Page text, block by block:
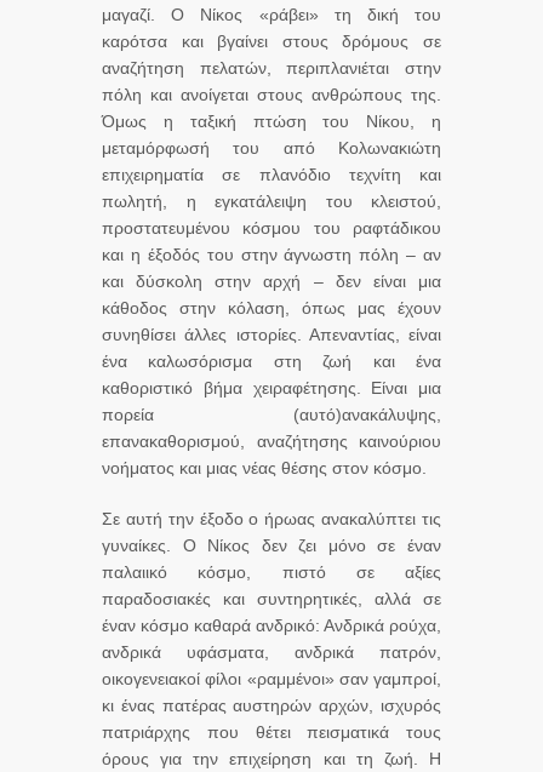
μαγαζί. Ο Νίκος «ράβει» τη δική του
καρότσα και βγαίνει στους δρόμους σε
αναζήτηση πελατών, περιπλανιέται στην
πόλη και ανοίγεται στους ανθρώπους της.
Όμως η ταξική πτώση του Νίκου, η
μεταμόρφωσή του από Κολωνακιώτη
επιχειρηματία σε πλανόδιο τεχνίτη και
πωλητή, η εγκατάλειψη του κλειστού,
προστατευμένου κόσμου του ραφτάδικου
και η έξοδός του στην άγνωστη πόλη – αν
και δύσκολη στην αρχή – δεν είναι μια
κάθοδος στην κόλαση, όπως μας έχουν
συνηθίσει άλλες ιστορίες. Απεναντίας, είναι
ένα καλωσόρισμα στη ζωή και ένα
καθοριστικό βήμα χειραφέτησης. Είναι μια
πορεία (αυτό)ανακάλυψης,
επανακαθορισμού, αναζήτησης καινούριου
νοήματος και μιας νέας θέσης στον κόσμο.
Σε αυτή την έξοδο ο ήρωας ανακαλύπτει τις
γυναίκες. Ο Νίκος δεν ζει μόνο σε έναν
παλαιικό κόσμο, πιστό σε αξίες
παραδοσιακές και συντηρητικές, αλλά σε
έναν κόσμο καθαρά ανδρικό: Ανδρικά ρούχα,
ανδρικά υφάσματα, ανδρικά πατρόν,
οικογενειακοί φίλοι «ραμμένοι» σαν γαμπροί,
κι ένας πατέρας αυστηρών αρχών, ισχυρός
πατριάρχης που θέτει πεισματικά τους
όρους για την επιχείρηση και τη ζωή. Η